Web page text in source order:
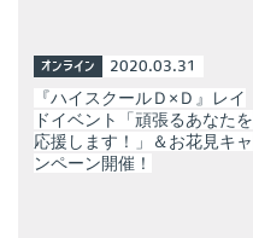
オンライン 2020.03.31
『ハイスクールＤ×Ｄ』レイ
ドイベント「頑張るあなたを
応援します！」＆お花見キャ
ンペーン開催！